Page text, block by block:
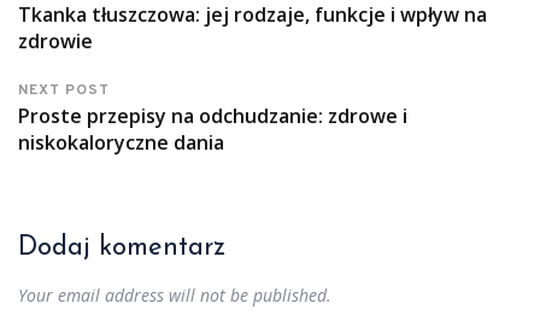
Tkanka tłuszczowa: jej rodzaje, funkcje i wpływ na
zdrowie
NEXT POST
Proste przepisy na odchudzanie: zdrowe i
niskokaloryczne dania
Dodaj komentarz
Your email address will not be published.